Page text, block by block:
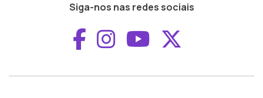
Siga-nos nas redes sociais
Aceder ao
Aceder ao
Aceder ao